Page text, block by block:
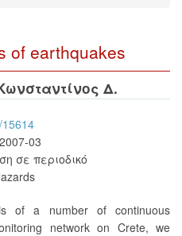
of earthquakes
Δ.
2007-03
σε περιοδικό
of a number of continuous
network on Crete, we